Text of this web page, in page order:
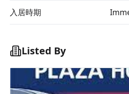
入居時期
Listed By